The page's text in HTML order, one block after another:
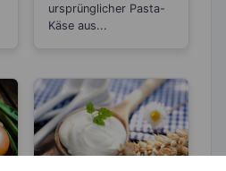
ursprünglicher Pasta-
Käse aus...